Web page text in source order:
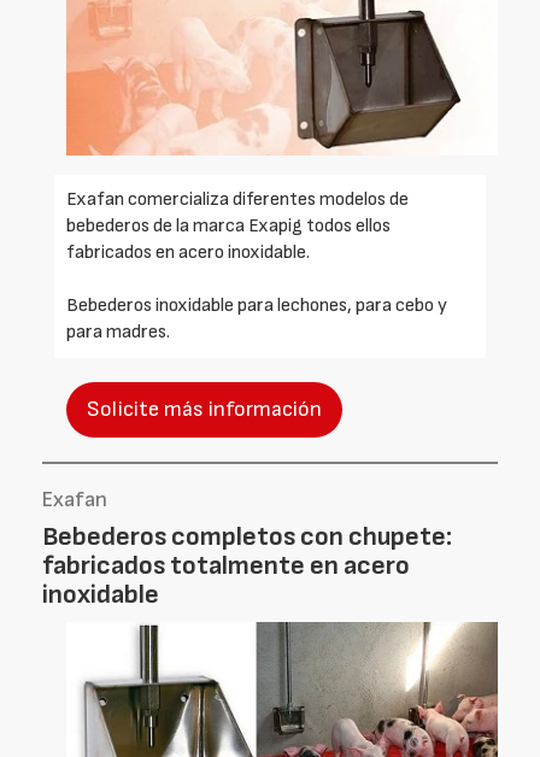
Exafan comercializa diferentes modelos de
bebederos de la marca Exapig todos ellos
fabricados en acero inoxidable.
Bebederos inoxidable para lechones, para cebo y
para madres.
Solicite más información
Exafan
Bebederos completos con chupete:
fabricados totalmente en acero
inoxidable